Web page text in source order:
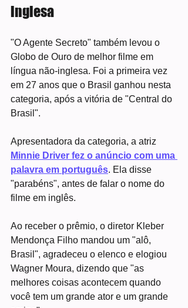
inglesa
"O Agente Secreto" também levou o
Globo de Ouro de melhor filme em
língua não-inglesa. Foi a primeira vez
em 27 anos que o Brasil ganhou nesta
categoria, após a vitória de "Central do
Brasil".
Apresentadora da categoria, a atriz
Minnie Driver fez o anúncio com uma
palavra em português. Ela disse
"parabéns", antes de falar o nome do
filme em inglês.
Ao receber o prêmio, o diretor Kleber
Mendonça Filho mandou um "alô,
Brasil", agradeceu o elenco e elogiou
Wagner Moura, dizendo que "as
melhores coisas acontecem quando
você tem um grande ator e um grande